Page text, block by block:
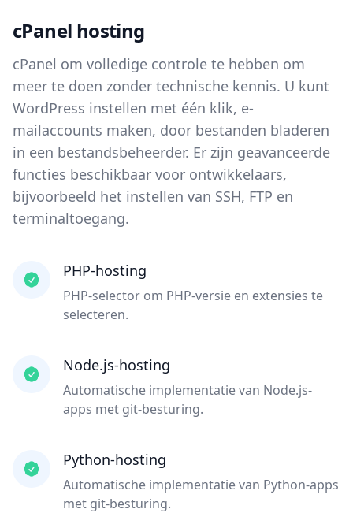
cPanel hosting
cPanel om volledige controle te hebben om
meer te doen zonder technische kennis. U kunt
WordPress instellen met één klik, e-
mailaccounts maken, door bestanden bladeren
in een bestandsbeheerder. Er zijn geavanceerde
functies beschikbaar voor ontwikkelaars,
bijvoorbeeld het instellen van SSH, FTP en
terminaltoegang.
PHP-hosting
PHP-selector om PHP-versie en extensies te
selecteren.
Node.js-hosting
Automatische implementatie van Node.js-
apps met git-besturing.
Python-hosting
Automatische implementatie van Python-apps
met git-besturing.